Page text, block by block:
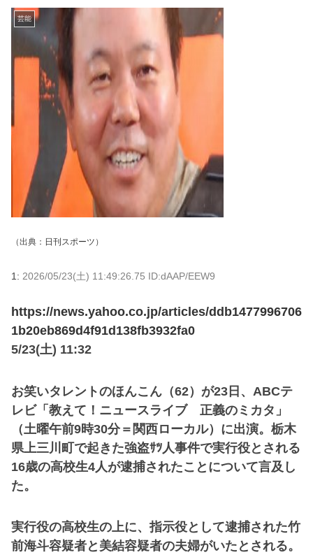
芸能
（出典： 日刊スポーツ ）
1: 2026/05/23(土) 11:49:26.75 ID:dAAP/EEW9
https://news.yahoo.co.jp/articles/ddb1477996706
1b20eb869d4f91d138fb3932fa0
5/23(土) 11:32
お笑いタレントのほんこん（62）が23日、ABCテ
レビ「教えて！ニュースライブ 正義のミカタ」
（土曜午前9時30分＝関西ローカル）に出演。栃木
県上三川町で起きた強盗ｻﾂ人事件で実行役とされる
16歳の高校生4人が逮捕されたことについて言及し
た。
実行役の高校生の上に、指示役として逮捕された竹
前海斗容疑者と美結容疑者の夫婦がいたとされる。